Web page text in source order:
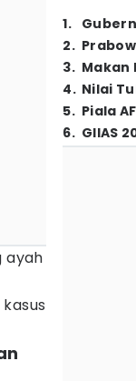
ayah
1.
2.
3. Makan
4. Nilai
5. Piala
6. GIIAS